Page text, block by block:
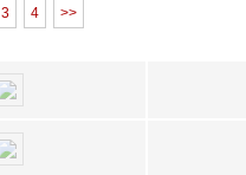
3 4
>>